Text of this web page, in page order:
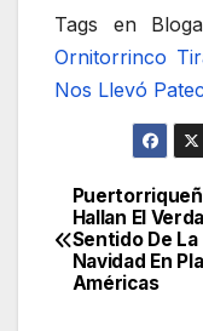
Tags en
Ornitorrinco
Nos Llevó
de
Hallan El
Sentido De La
Navidad En
Américas